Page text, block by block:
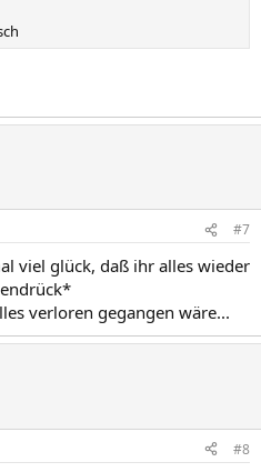
#7
viel glück, daß ihr alles wieder
verloren gegangen wäre...
#8